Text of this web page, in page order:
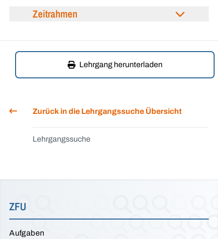
Zeitrahmen
Lehrgang herunterladen
Zurück in die Lehrgangssuche Übersicht
Lehrgangssuche
ZFU
Aufgaben